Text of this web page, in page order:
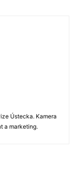
Ústecka. Kamera
a marketing.